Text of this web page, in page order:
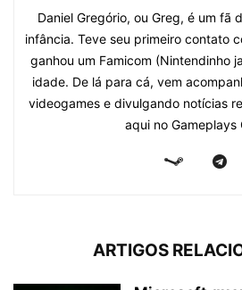
Daniel Gregório, ou Greg, é um fã
infância. Teve seu primeiro contato
ganhou um Famicom (Nintendinho
idade. De lá para cá, vem
videogames e divulgando notícias
aqui no Gameplays
ARTIGOS